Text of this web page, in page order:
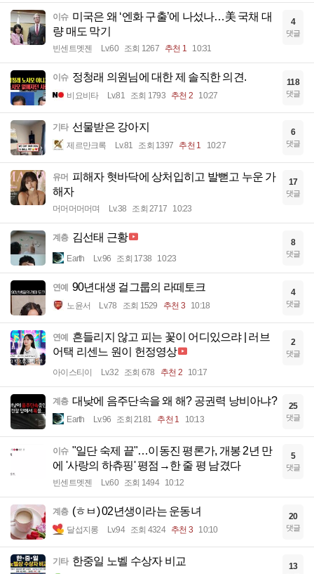
이슈 미국은 왜 ‘엔화 구출’에 나섰나…美 국채 대
량 매도 막기
빈센트멧젠 Lv.60 조회 1267 추천 1 10:31
4
댓글
이슈 정청래 의원님에 대한 제 솔직한 의견.
비요비타 Lv.81 조회 1793 추천 2 10:27
118
댓글
기타 선물받은 강아지
제르만크록 Lv.81 조회 1397 추천 1 10:27
6
댓글
유머 피해자 혓바닥에 상처입히고 발뻗고 누운 가
해자
머머머머머며 Lv.38 조회 2717 10:23
17
댓글
계층 김선태 근황
Earth Lv.96 조회 1738 10:23
8
댓글
연예 90년대생 걸그룹의 라떼토크
노윤서 Lv.78 조회 1529 추천 3 10:18
4
댓글
연예 흔들리지 않고 피는 꽃이 어디있으랴 | 러브
어택 리센느 원이 헌정영상
아이스티이 Lv.32 조회 678 추천 2 10:17
2
댓글
계층 대낮에 음주단속을 왜 해? 공권력 낭비아냐?
Earth Lv.96 조회 2181 추천 1 10:13
25
댓글
이슈 "일단 숙제 끝"…이동진 평론가, 개봉 2년 만
에 '사랑의 하츄핑' 평점→한 줄 평 남겼다
빈센트멧젠 Lv.60 조회 1494 10:12
5
댓글
계층 (ㅎㅂ) 02년생이라는 운동녀
달섭지롱 Lv.94 조회 4324 추천 3 10:10
20
댓글
기타 한중일 노벨 수상자 비교 13